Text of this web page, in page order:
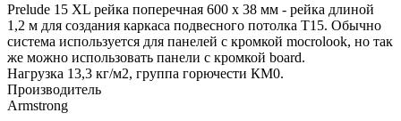
Prelude 15 XL рейка поперечная 600 x 38 мм - рейка длиной
1,2 м для создания каркаса подвесного потолка Т15. Обычно
система используется для панелей с кромкой mocrolook, но так
же можно использовать панели с кромкой board.
Нагрузка 13,3 кг/м2, группа горючести КМ0.
Производитель
Armstrong